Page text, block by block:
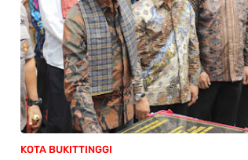
KOTA BUKITTINGGI